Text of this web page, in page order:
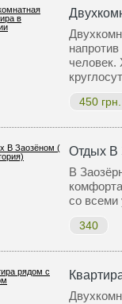
человек.
450 грн.
Отдых В
В
со
340